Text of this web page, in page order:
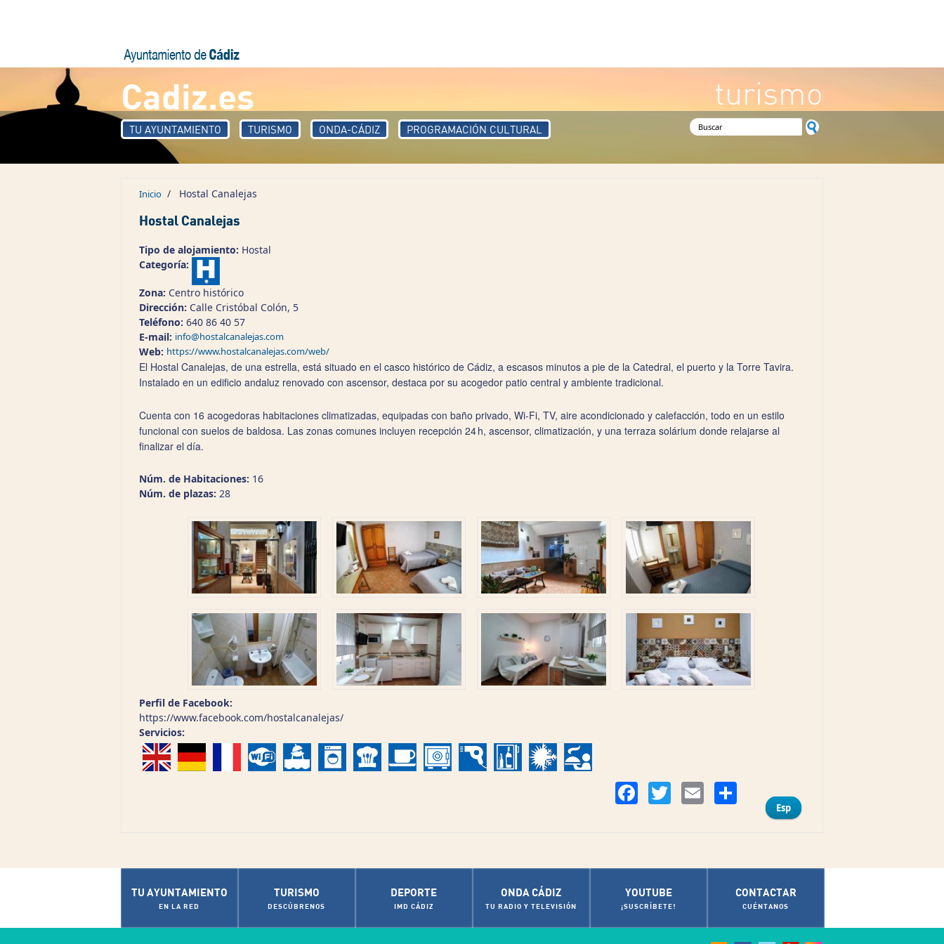
Cadiz.es turismo
TU AYUNTAMIENTO TURISMO ONDA-CÁDIZ PROGRAMACIÓN CULTURAL Formulario de búsqueda
Inicio / Hostal Canalejas
Hostal Canalejas
Tipo de alojamiento: Hostal
Categoría:
Zona: Centro histórico
Dirección: Calle Cristóbal Colón, 5
Teléfono: 640 86 40 57
E-mail: info@hostalcanalejas.com
Web: https://www.hostalcanalejas.com/web/
El Hostal Canalejas, de una estrella, está situado en el casco histórico de Cádiz, a escasos minutos a pie de la Catedral, el puerto y la Torre Tavira.
Instalado en un edificio andaluz renovado con ascensor, destaca por su acogedor patio central y ambiente tradicional.
Cuenta con 16 acogedoras habitaciones climatizadas, equipadas con baño privado, Wi‑Fi, TV, aire acondicionado y calefacción, todo en un estilo
funcional con suelos de baldosa. Las zonas comunes incluyen recepción 24 h, ascensor, climatización, y una terraza solárium donde relajarse al
finalizar el día.
Núm. de Habitaciones: 16
Núm. de plazas: 28
Perfil de Facebook:
https://www.facebook.com/hostalcanalejas/
Servicios:
FacebookTwitter Email Compartir
Esp
TU AYUNTAMIENTO
EN LA RED
TURISMO
DESCÚBRENOS
DEPORTE
IMD CÁDIZ
ONDA CÁDIZ
TU RADIO Y TELEVISIÓN
YOUTUBE
¡SUSCRÍBETE!
CONTACTAR
CUÉNTANOS